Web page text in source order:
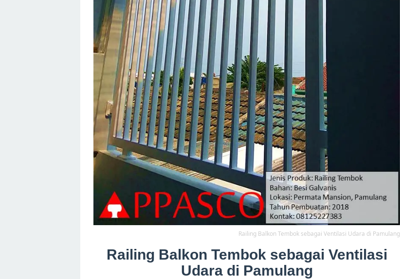
Railing Balkon Tembok sebagai Ventilasi Udara di Pamulang
Railing Balkon Tembok sebagai Ventilasi
Udara di Pamulang